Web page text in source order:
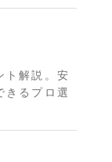
ト解説。安
きるプロ選